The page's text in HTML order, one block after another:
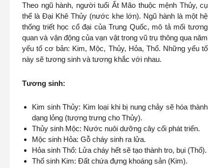
Theo ngũ hành, người tuổi Ất Mão thuộc mệnh Thủy, cụ
thể là Đại Khê Thủy (nước khe lớn). Ngũ hành là một hệ
thống triết học cổ đại của Trung Quốc, mô tả mối tương
quan và vận động của vạn vật trong vũ trụ thông qua năm
yếu tố cơ bản: Kim, Mộc, Thủy, Hỏa, Thổ. Những yếu tố
này sẽ tương sinh và tương khắc với nhau.
Tương sinh:
Kim sinh Thủy: Kim loại khi bị nung chảy sẽ hóa thành
dạng lỏng (tượng trưng cho Thủy).
Thủy sinh Mộc: Nước nuôi dưỡng cây cối phát triển.
Mộc sinh Hỏa: Gỗ cháy sinh ra lửa.
Hỏa sinh Thổ: Lửa cháy hết sẽ tạo thành tro, bụi (Thổ).
Thổ sinh Kim: Đất chứa đựng khoáng sản (Kim).